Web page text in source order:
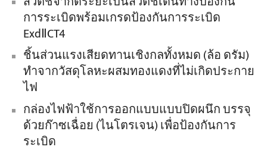
การระเบิดพร้อมเกรดป้องกันการระเบิด
ExdⅡCT4
ชิ้นส่วนแรงเสียดทานเชิงกลทั้งหมด (ล้อ ดรัม)
ทำจากวัสดุโลหะผสมทองแดงที่ไม่เกิดประกาย
ไฟ
กล่องไฟฟ้าใช้การออกแบบแบบปิดผนึก บรรจุ
ด้วยก๊าซเฉื่อย (ไนโตรเจน) เพื่อป้องกันการ
ระเบิด